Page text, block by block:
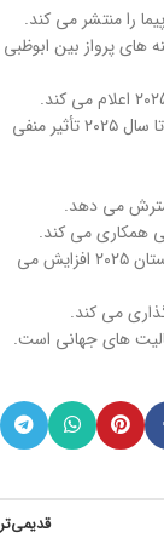
را منتشر می کند.
های پرواز بین ابوظبی
-مشکلات زنجیره تامین همچنان بر عملکرد خطوط هوایی تا سال ۲۰۲۵ تأثیر منفی
همکاری می کند.
-یونایتد ایرلاینز ظرفیت پرواز دوبلین را تا ۴۰ درصد در تابستان ۲۰۲۵ افزایش می
های جهانی است.
قدیمی‌تر